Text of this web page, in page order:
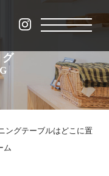
グ
ングテーブルはどこに置
ム